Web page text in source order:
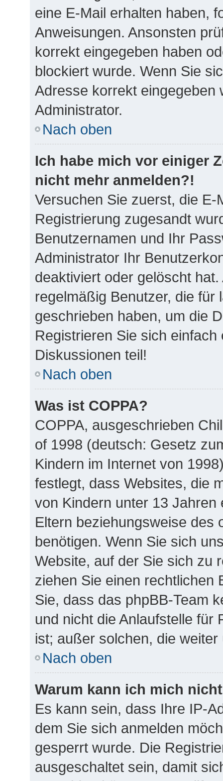
eine E-Mail erhalten haben,
Anweisungen. Ansonsten
korrekt eingegeben haben
blockiert wurde. Wenn Sie
Adresse korrekt eingegeben
Administrator.
Nach oben
Ich habe mich vor einiger
nicht mehr anmelden?!
Versuchen Sie zuerst, die
Registrierung zugesandt
Benutzernamen und Ihr
Administrator Ihr
deaktiviert oder gelöscht
regelmäßig Benutzer, die für
geschrieben haben, um die
Registrieren Sie sich
Diskussionen teil!
Nach oben
Was ist COPPA?
COPPA, ausgeschrieben
of 1998 (deutsch: Gesetz
Kindern im Internet von
festlegt, dass Websites, die
von Kindern unter 13
Eltern beziehungsweise des
benötigen. Wenn Sie sich
Website, auf der Sie sich zu
ziehen Sie einen rechtlichen
Sie, dass das phpBB-Team
und nicht die Anlaufstelle für
ist; außer solchen, die
Nach oben
Warum kann ich mich
Es kann sein, dass Ihre IP-
dem Sie sich anmelden
gesperrt wurde. Die
ausgeschaltet sein, damit